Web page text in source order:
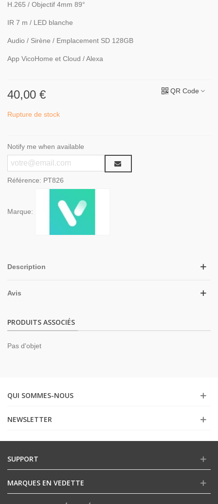
H.265 / Objectif 4mm 89°
IR 7 m / LED blanche
Audio / Sirène / Emplacement SD 128GB
App VicoHome et Cloud / Alexa
40,00 € QR Code
Rupture de stock
Notify me when available
Référence: PT826
Marque:
Description
Avis
PRODUITS ASSOCIÉS
Pas d'objet
QUI SOMMES-NOUS
NEWSLETTER
SUPPORT
MARQUES EN VEDETTE